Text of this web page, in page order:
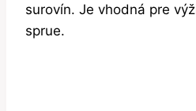
surovín. Je vhodná pre
sprue.